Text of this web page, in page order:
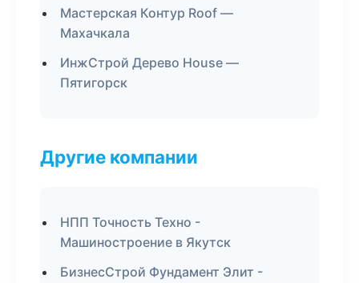
Мастерская Контур Roof —
Махачкала
ИнжСтрой Дерево House —
Пятигорск
Другие компании
НПП Точность Техно -
Машиностроение в Якутск
БизнесСтрой Фундамент Элит -